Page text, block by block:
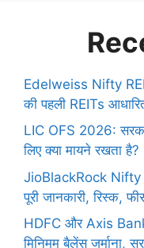
Edelweiss Nifty
की पहली REITs
LIC OFS 2026:
लिए क्या मायने रखता है?
JioBlackRock Nifty
पूरी जानकारी, रिस्क,
HDFC और Axis Bank
मिनिमम बैलेंस जुर्माना,